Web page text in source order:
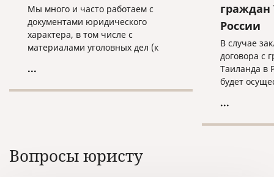
Мы много и часто работаем с
документами юридического
характера, в том числе с
материалами уголовных дел (к
граждан России, обвиняемых в
...
граждан
России
В случае
договора с
Таиланда в
будет
...
Вопросы юристу